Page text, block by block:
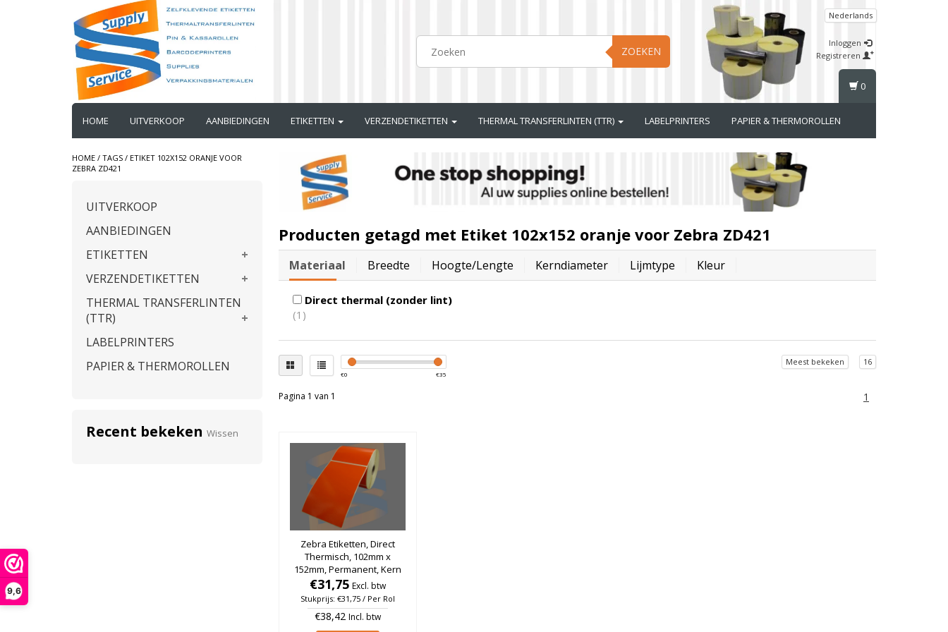
9,6
ZOEKEN
Nederlands
Inloggen
Registreren
HOME UITVERKOOP AANBIEDINGEN ETIKETTEN VERZENDETIKETTEN THERMAL TRANSFERLINTEN (TTR) LABELPRINTERS PAPIER & THERMOROLLEN
0
HOME / TAGS / ETIKET 102X152 ORANJE VOOR
ZEBRA ZD421
UITVERKOOP
AANBIEDINGEN
ETIKETTEN
VERZENDETIKETTEN
THERMAL TRANSFERLINTEN
(TTR)
LABELPRINTERS
PAPIER & THERMOROLLEN
Recent bekeken Wissen
Producten getagd met Etiket 102x152 oranje voor Zebra ZD421
Materiaal Breedte Hoogte/lengte Kerndiameter Lijmtype Kleur
Direct thermal (zonder lint)
(1)
€0 €35
Meest bekeken 16
Pagina 1 van 1 1
Zebra Etiketten, Direct
Thermisch, 102mm x
152mm, Permanent, Kern
25mm, Oranje, rol à 475
stuks
€31,75 Excl. btw
Stukprijs: €31,75 / Per Rol
€38,42 Incl. btw